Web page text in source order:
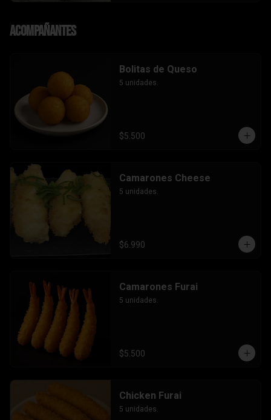
Acompañantes
Bolitas de Queso
5 unidades.
$5.500
Camarones Cheese
5 unidades.
$6.990
Camarones Furai
5 unidades.
$5.500
Chicken Furai
5 unidades.